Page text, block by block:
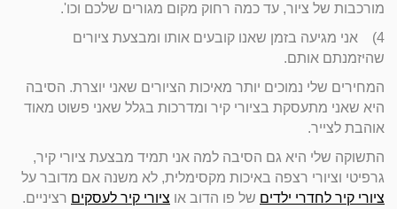
מורכבות של ציור, עד כמה רחוק מקום מגורים שלכם וכו'.
4) אני מגיעה בזמן שאנו קובעים אותו ומבצעת ציורים
שהיזמנתם אותם.
המחירים שלי נמוכים יותר מאיכות הציורים שאני יוצרת. הסיבה
היא שאני מתעסקת בציורי קיר ומדרכות בגלל שאני פשוט מאוד
אוהבת לצייר.
התשוקה שלי היא גם הסיבה למה אני תמיד מבצעת ציורי קיר,
גרפיטי וציורי רצפה באיכות מקסימלית, לא משנה אם מדובר על
ציורי קיר לחדרי ילדים של פו הדוב או ציורי קיר לעסקים רציניים.